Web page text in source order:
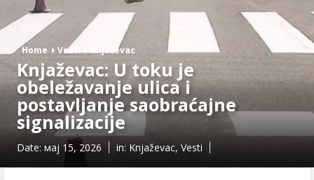
Home Vesti Knjaževac
Knjaževac: U toku je
obeležavanje ulica i
postavljanje saobraćajne
signalizacije
Date:мај 15, 2026 in: Knjaževac,Vesti